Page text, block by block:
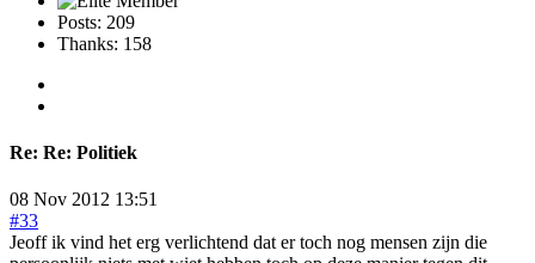
Posts: 209
Thanks: 158
Re: Re: Politiek
08 Nov 2012 13:51
#33
Jeoff ik vind het erg verlichtend dat er toch nog mensen zijn die